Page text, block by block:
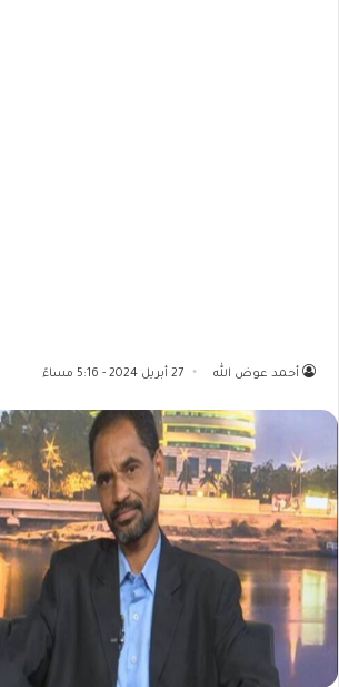
أحمد عوض الله 27 أبريل 2024 - 5:16 مساءً